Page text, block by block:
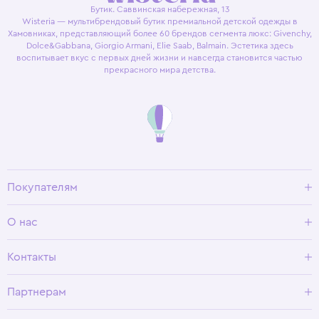
Бутик. Саввинская набережная, 13
Wisteria — мультибрендовый бутик премиальной детской одежды в
Хамовниках, представляющий более 60 брендов сегмента люкс: Givenchy,
Dolce&Gabbana, Giorgio Armani, Elie Saab, Balmain. Эстетика здесь
воспитывает вкус с первых дней жизни и навсегда становится частью
прекрасного мира детства.
Покупателям
Условия возврата
О нас
Программа лояльности
Контакты
Партнерам